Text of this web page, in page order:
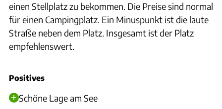
einen Stellplatz zu bekommen. Die Preise sind normal
für einen Campingplatz. Ein Minuspunkt ist die laute
Straße neben dem Platz. Insgesamt ist der Platz
empfehlenswert.
Positives
Schöne Lage am See